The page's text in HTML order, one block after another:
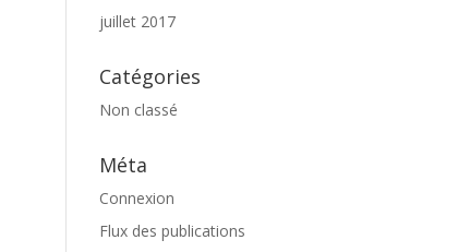
juillet 2017
Catégories
Non classé
Méta
Connexion
Flux des publications